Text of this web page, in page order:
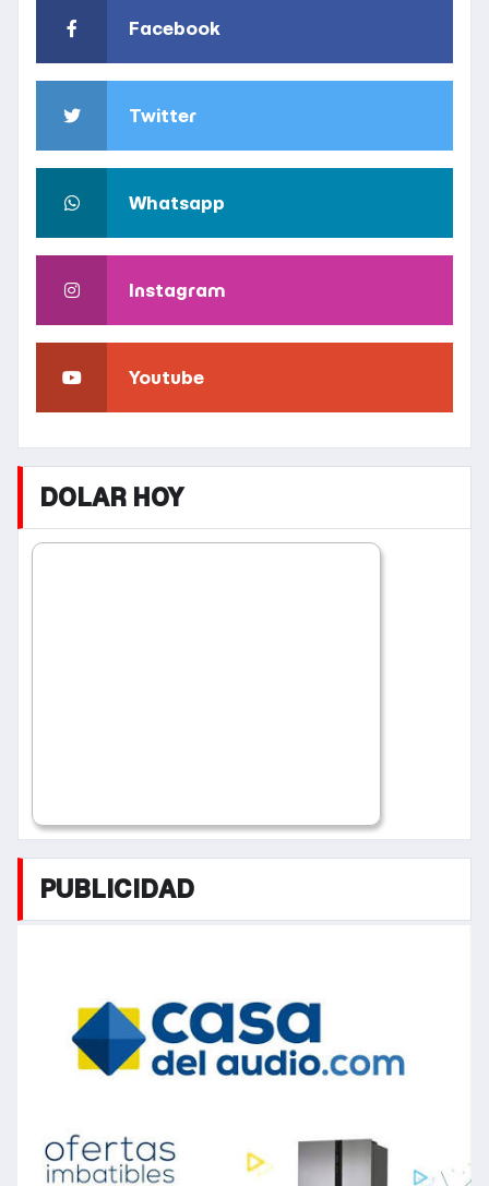
Facebook
Twitter
Whatsapp
Instagram
Youtube
DOLAR HOY
PUBLICIDAD